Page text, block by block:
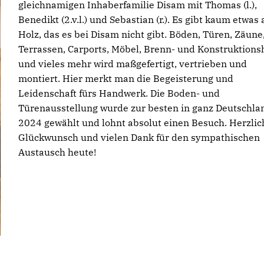
gleichnamigen Inhaberfamilie Disam mit Thomas (l.),
Benedikt (2.v.l.) und Sebastian (r.). Es gibt kaum etwas
Holz, das es bei Disam nicht gibt. Böden, Türen, Zäune,
Terrassen, Carports, Möbel, Brenn- und
und vieles mehr wird maßgefertigt, vertrieben und
montiert. Hier merkt man die Begeisterung und
Leidenschaft fürs Handwerk. Die Boden- und
Türenausstellung wurde zur besten in ganz
2024 gewählt und lohnt absolut einen Besuch.
Glückwunsch und vielen Dank für den sympathischen
Austausch heute!